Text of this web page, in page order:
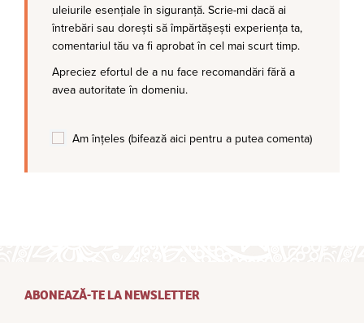
uleiurile esențiale în siguranță. Scrie-mi dacă ai
întrebări sau dorești să împărtășești experiența ta,
comentariul tău va fi aprobat în cel mai scurt timp.
Apreciez efortul de a nu face recomandări fără a
avea autoritate în domeniu.
Am înțeles (bifează aici pentru a putea comenta)
ABONEAZĂ-TE LA NEWSLETTER